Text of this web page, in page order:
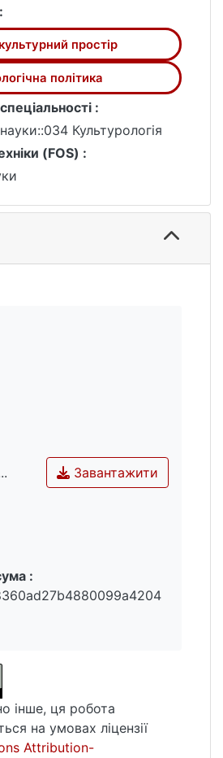
є виявлення
механізмів реалізації
в соціокультурному
простір
політика
:
Культурологія
(FOS) :
Завантажити
:
інше, ця робота
на умовах ліцензії
Attribution-